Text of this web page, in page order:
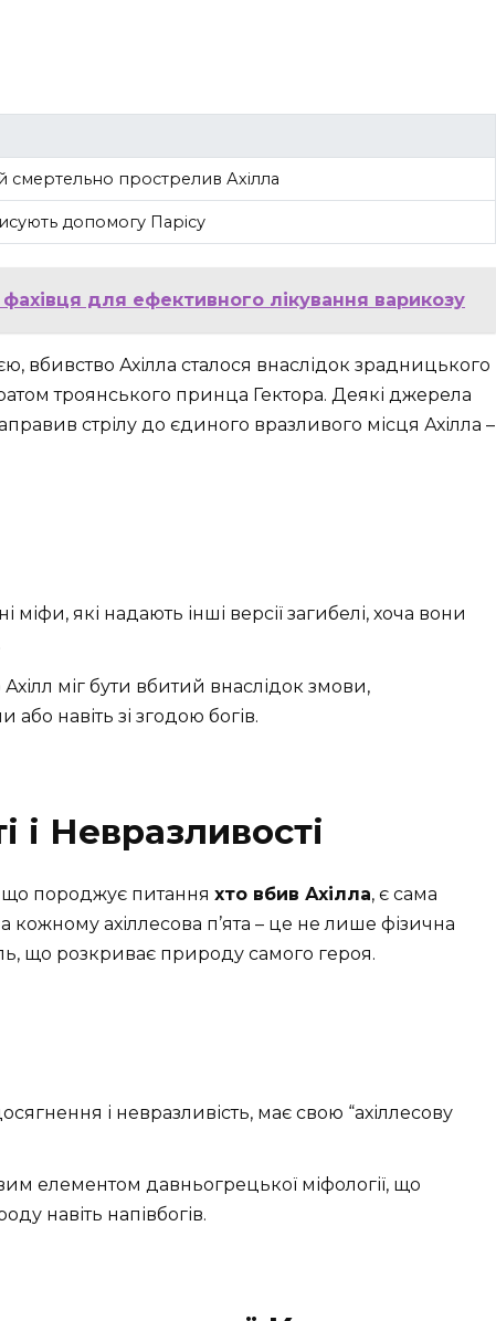
смертельно прострелив Ахілла
допомогу Парісу
фахівця для ефективного лікування варикозу
вбивство Ахілла сталося внаслідок зрадницького
троянського принца Гектора. Деякі джерела
стрілу до єдиного вразливого місця Ахілла –
які надають інші версії загибелі, хоча вони
міг бути вбитий внаслідок змови,
навіть зі згодою богів.
і Невразливості
породжує питання хто вбив Ахілла, є сама
кожному ахіллесова п’ята – це не лише фізична
що розкриває природу самого героя.
і невразливість, має свою “ахіллесову
елементом давньогрецької міфології, що
навіть напівбогів.